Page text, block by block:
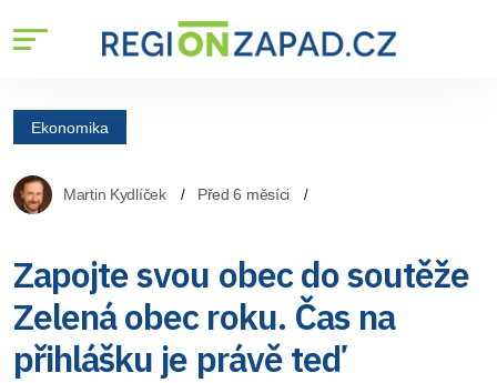
Ekonomika
Martin Kydlíček Před 6 měsíci
Zapojte svou obec do soutěže
Zelená obec roku. Čas na
přihlášku je právě teď